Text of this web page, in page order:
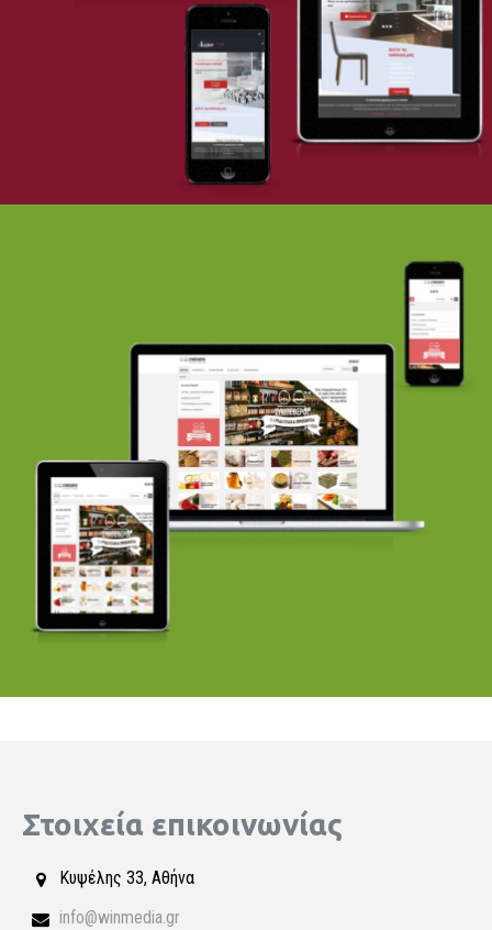
Στοιχεία επικοινωνίας
Κυψέλης 33, Αθήνα
info@winmedia.gr